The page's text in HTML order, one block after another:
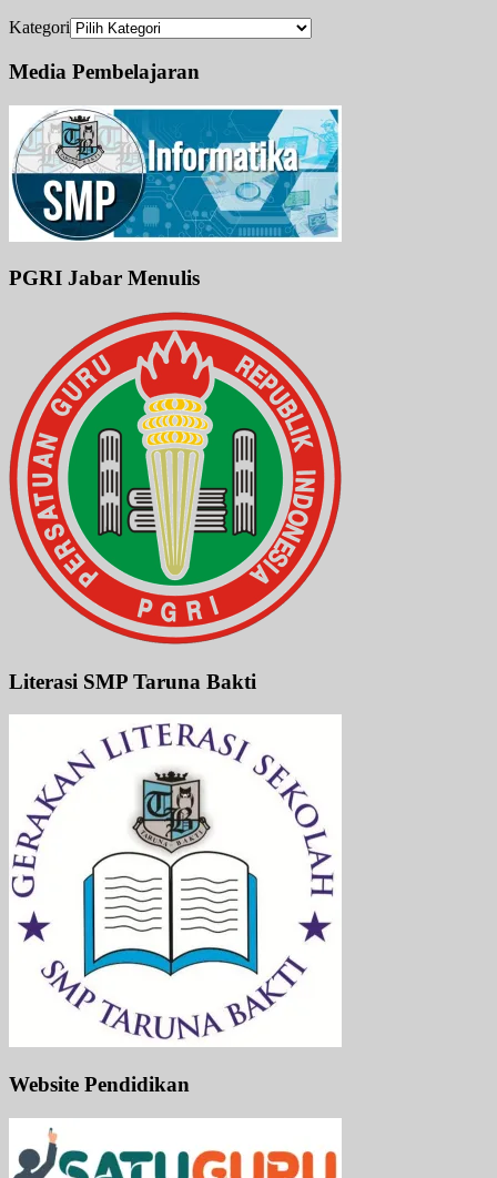
Kategori
Media Pembelajaran
PGRI Jabar Menulis
Literasi SMP Taruna Bakti
Website Pendidikan